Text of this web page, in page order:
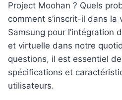
Project Moohan ? Quels
comment s’inscrit-il dans la
Samsung pour l’intégration
et virtuelle dans notre
questions, il est essentiel
spécifications et
utilisateurs.